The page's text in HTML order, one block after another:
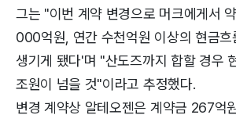
그는 "이번 계약 변경으로 머크에게서
000억원, 연간 수천억원 이상의 현금흐
생기게 됐다'며 "산도즈까지 합할 경우
조원이 넘을 것"이라고 추정했다.
변경 계약상 알테오젠은 계약금 267억